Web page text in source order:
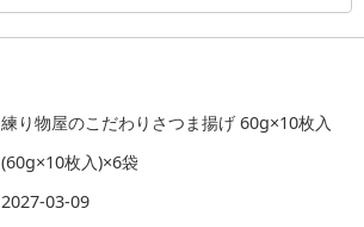
練り物屋のこだわりさつま揚げ 60g×10枚入
(60g×10枚入)×6袋
2027-03-09